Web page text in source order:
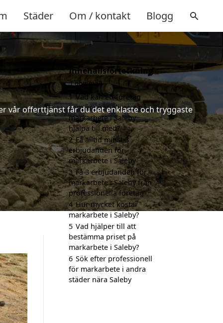
Städer Om / kontakt Blogg
vår offerttjänst får du det enklaste och tryggaste
Innehållsförteckning
gömma
1 Vad kan ett företag
som är specialiserat på
markarbete i Saleby
hjälpa till med?
2 Få alltid minst 3
erbjudanden för
markarbete i Saleby
3 Få 3 erbjudanden för
markarbete i Saleby från
professionella företag
4 Hur mycket kostar
markarbete i Saleby?
5 Vad hjälper till att
bestämma priset på
markarbete i Saleby?
6 Sök efter professionell
för markarbete i andra
städer nära Saleby